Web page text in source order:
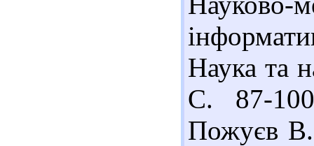
Наука та
С. 87-
Пожуєв В.